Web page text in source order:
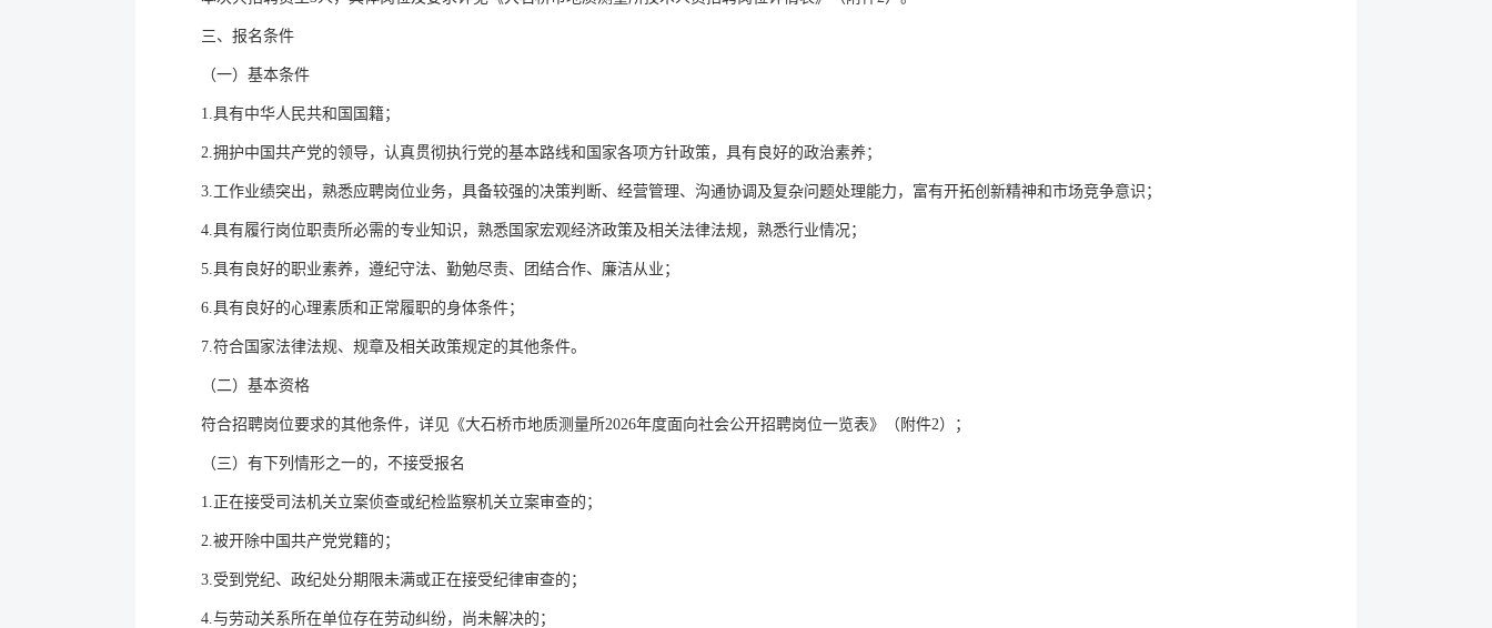
三、报名条件
（一）基本条件
1.具有中华人民共和国国籍；
2.拥护中国共产党的领导，认真贯彻执行党的基本路线和国家各项方针政策，具有良好的政治素养；
3.工作业绩突出，熟悉应聘岗位业务，具备较强的决策判断、经营管理、沟通协调及复杂问题处理能力，富有开拓创新精神和市场竞争意识；
4.具有履行岗位职责所必需的专业知识，熟悉国家宏观经济政策及相关法律法规，熟悉行业情况；
5.具有良好的职业素养，遵纪守法、勤勉尽责、团结合作、廉洁从业；
6.具有良好的心理素质和正常履职的身体条件；
7.符合国家法律法规、规章及相关政策规定的其他条件。
（二）基本资格
符合招聘岗位要求的其他条件，详见《大石桥市地质测量所2026年度面向社会公开招聘岗位一览表》（附件2）；
（三）有下列情形之一的，不接受报名
1.正在接受司法机关立案侦查或纪检监察机关立案审查的；
2.被开除中国共产党党籍的；
3.受到党纪、政纪处分期限未满或正在接受纪律审查的；
4.与劳动关系所在单位存在劳动纠纷，尚未解决的；